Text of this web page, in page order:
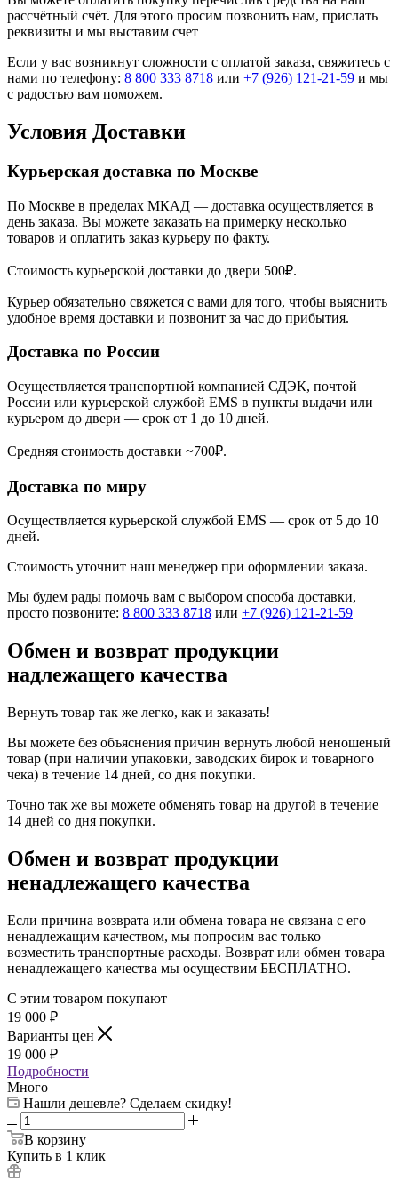
рассчётный счёт. Для этого просим позвонить нам, прислать
реквизиты и мы выставим счет
Если у вас возникнут сложности с оплатой заказа, свяжитесь с
нами по телефону: 8 800 333 8718 или +7 (926) 121-21-59 и мы
с радостью вам поможем.
Условия Доставки
Курьерская доставка по Москве
По Москве в пределах МКАД — доставка осуществляется в
день заказа. Вы можете заказать на примерку несколько
товаров и оплатить заказ курьеру по факту.
Стоимость курьерской доставки до двери 500₽.
Курьер обязательно свяжется с вами для того, чтобы выяснить
удобное время доставки и позвонит за час до прибытия.
Доставка по России
Осуществляется транспортной компанией СДЭК, почтой
России или курьерской службой EMS в пункты выдачи или
курьером до двери — срок от 1 до 10 дней.
Средняя стоимость доставки ~700₽.
Доставка по миру
Осуществляется курьерской службой EMS — срок от 5 до 10
дней.
Стоимость уточнит наш менеджер при оформлении заказа.
Мы будем рады помочь вам с выбором способа доставки,
просто позвоните: 8 800 333 8718 или +7 (926) 121-21-59
Обмен и возврат продукции
надлежащего качества
Вернуть товар так же легко, как и заказать!
Вы можете без объяснения причин вернуть любой неношеный
товар (при наличии упаковки, заводских бирок и товарного
чека) в течение 14 дней, со дня покупки.
Точно так же вы можете обменять товар на другой в течение
14 дней со дня покупки.
Обмен и возврат продукции
ненадлежащего качества
Если причина возврата или обмена товара не связана с его
ненадлежащим качеством, мы попросим вас только
возместить транспортные расходы. Возврат или обмен товара
ненадлежащего качества мы осуществим БЕСПЛАТНО.
С этим товаром покупают
19 000 ₽
Варианты цен
19 000 ₽
Подробности
Много
Нашли дешевле? Сделаем скидку!
В корзину
Купить в 1 клик